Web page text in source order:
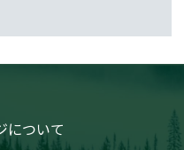
について